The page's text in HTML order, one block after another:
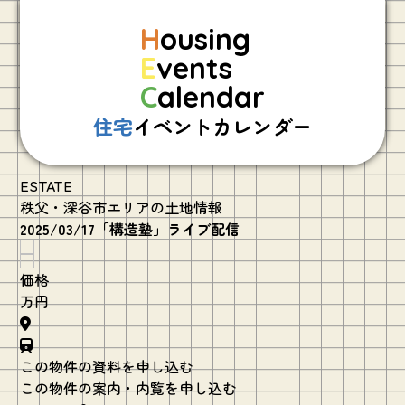
Housing
Events
Calendar
住宅イベントカレンダー
ESTATE
秩父・深谷市エリアの土地情報
2025/03/17「構造塾」ライブ配信
価格
万円
この物件の資料を申し込む
この物件の案内・内覧を申し込む